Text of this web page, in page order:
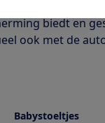
biedt en
ook met de
Babystoeltjes